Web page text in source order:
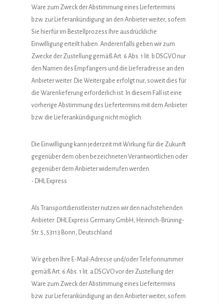
Ware zum Zweck der Abstimmung eines Liefertermins
bzw. zur Lieferankündigung an den Anbieter weiter, sofern
Sie hierfür im Bestellprozess Ihre ausdrückliche
Einwilligung erteilt haben. Anderenfalls geben wir zum
Zwecke der Zustellung gemäß Art. 6 Abs. 1 lit. b DSGVO nur
den Namen des Empfängers und die Lieferadresse an den
Anbieter weiter. Die Weitergabe erfolgt nur, soweit dies für
die Warenlieferung erforderlich ist. In diesem Fall ist eine
vorherige Abstimmung des Liefertermins mit dem Anbieter
bzw. die Lieferankündigung nicht möglich.
Die Einwilligung kann jederzeit mit Wirkung für die Zukunft
gegenüber dem oben bezeichneten Verantwortlichen oder
gegenüber dem Anbieter widerrufen werden.
- DHL Express
Als Transportdienstleister nutzen wir den nachstehenden
Anbieter: DHL Express Germany GmbH, Heinrich-Brüning-
Str. 5, 53113 Bonn, Deutschland
Wir geben Ihre E-Mail-Adresse und/oder Telefonnummer
gemäß Art. 6 Abs. 1 lit. a DSGVO vor der Zustellung der
Ware zum Zweck der Abstimmung eines Liefertermins
bzw. zur Lieferankündigung an den Anbieter weiter, sofern